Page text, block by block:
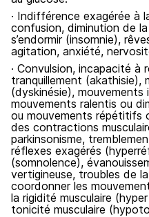
· Indifférence exagérée à
confusion, diminution de
s’endormir (insomnie),
agitation, anxiété,
· Convulsion, incapacité à
tranquillement (akathisie),
(dyskinésie),
mouvements ralentis ou
ou mouvements répétitifs
des contractions
parkinsonisme,
réflexes exagérés
(somnolence),
vertigineuse, troubles de
coordonner les
la rigidité musculaire
tonicité musculaire